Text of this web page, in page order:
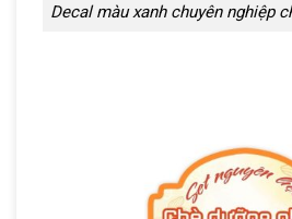
Decal màu xanh chuyên nghiệp